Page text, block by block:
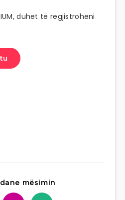
duhet të regjistroheni
mësimin